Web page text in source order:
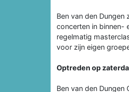
Ben van den
concerten in binnen-
regelmatig
voor zijn eigen
Optreden op
Ben van den Dungen